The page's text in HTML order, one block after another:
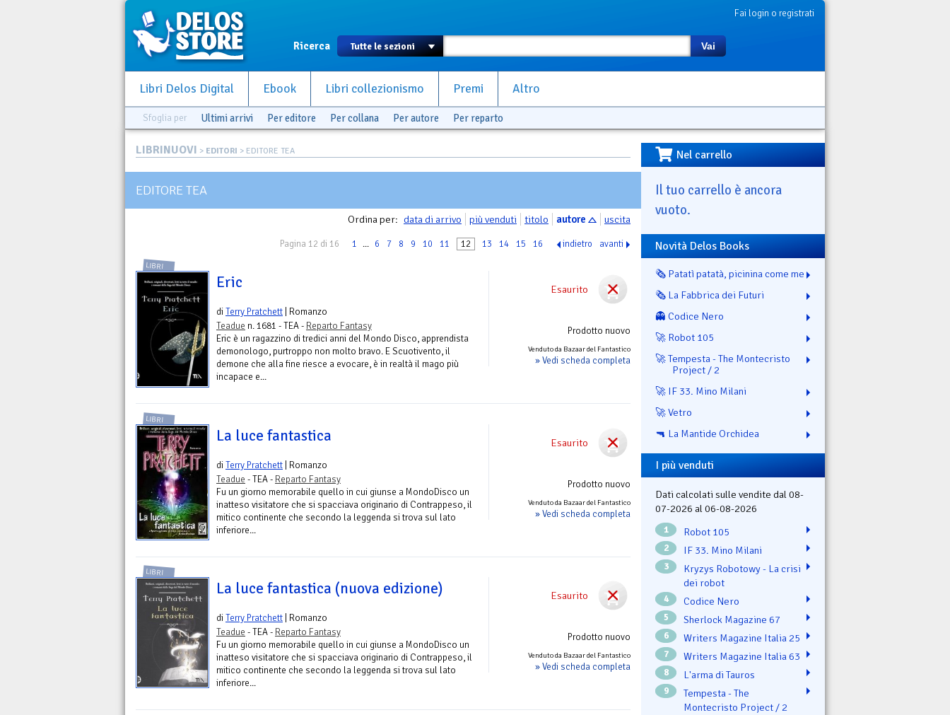
Fai login o registrati
Ricerca Vai
Libri Delos Digital Ebook Libri collezionismo Premi Altro
Sfoglia per Ultimi arrivi Per editore Per collana Per autore Per reparto
LIBRINUOVI > EDITORI > EDITORE TEA
EDITORE TEA
Ordina per: data di arrivo più venduti titolo autore uscita
Pagina 12 di 16 1 ... 6 7 8 9 10 11 12 13 14 15 16 indietro avanti
Esaurito
Prodotto nuovo
Venduto da Bazaar del Fantastico
» Vedi scheda completa
LIBRI
Eric
diTerry Pratchett | Romanzo
Teadue n. 1681 - TEA - Reparto Fantasy
Eric è un ragazzino di tredici anni del Mondo Disco, apprendista
demonologo, purtroppo non molto bravo. E Scuotivento, il
demone che alla fine riesce a evocare, è in realtà il mago più
incapace e...
Esaurito
Prodotto nuovo
Venduto da Bazaar del Fantastico
» Vedi scheda completa
LIBRI
La luce fantastica
diTerry Pratchett | Romanzo
Teadue - TEA - Reparto Fantasy
Fu un giorno memorabile quello in cui giunse a MondoDisco un
inatteso visitatore che si spacciava originario di Contrappeso, il
mitico continente che secondo la leggenda si trova sul lato
inferiore...
Esaurito
Prodotto nuovo
Venduto da Bazaar del Fantastico
» Vedi scheda completa
LIBRI
La luce fantastica (nuova edizione)
diTerry Pratchett | Romanzo
Teadue - TEA - Reparto Fantasy
Fu un giorno memorabile quello in cui giunse a MondoDisco un
inatteso visitatore che si spacciava originario di Contrappeso, il
mitico continente che secondo la leggenda si trova sul lato
inferiore...
Nel carrello
Il tuo carrello è ancora
vuoto.
Novità Delos Books
🗞️ Patatì patatà, picinina come me
🗞️ La Fabbrica dei Futuri
👻 Codice Nero
🚀 Robot 105
🚀 Tempesta - The Montecristo
Project / 2
🚀 IF 33. Mino Milani
🚀 Vetro
🔫 La Mantide Orchidea
I più venduti
Dati calcolati sulle vendite dal 08-
07-2026 al 06-08-2026
1 Robot 105
2 IF 33. Mino Milani
3
Kryzys Robotowy - La crisi
dei robot
4 Codice Nero
5 Sherlock Magazine 67
6 Writers Magazine Italia 25
7 Writers Magazine Italia 63
8 L'arma di Tauros
9
Tempesta - The
Montecristo Project / 2